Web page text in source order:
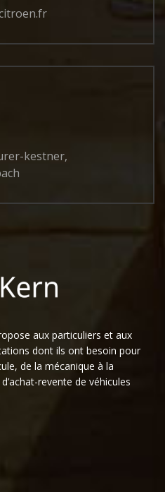
kestner,
aux particuliers et aux
dont ils ont besoin pour
de la mécanique à la
revente de véhicules